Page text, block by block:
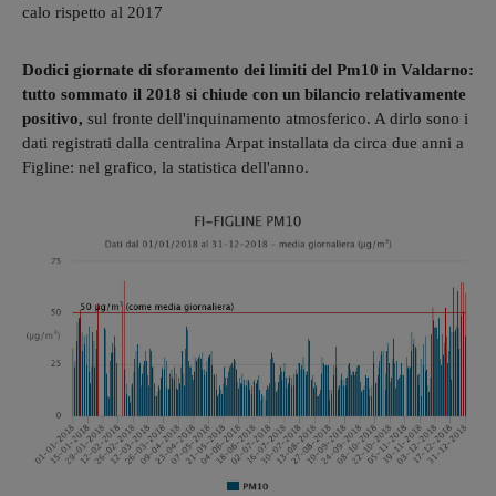
calo rispetto al 2017
Dodici giornate di sforamento dei limiti del Pm10 in Valdarno:
tutto sommato il 2018 si chiude con un bilancio relativamente
positivo, sul fronte dell'inquinamento atmosferico. A dirlo sono i
dati registrati dalla centralina Arpat installata da circa due anni a
Figline: nel grafico, la statistica dell'anno.